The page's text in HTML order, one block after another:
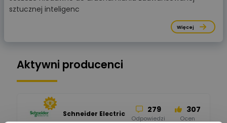
sztucznej inteligenc
Więcej
Aktywni producenci
Schneider Electric 279
Odpowiedzi
307
Ocen